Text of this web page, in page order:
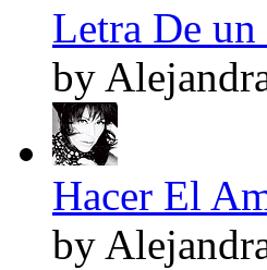
Letra De
by
Hacer El
by